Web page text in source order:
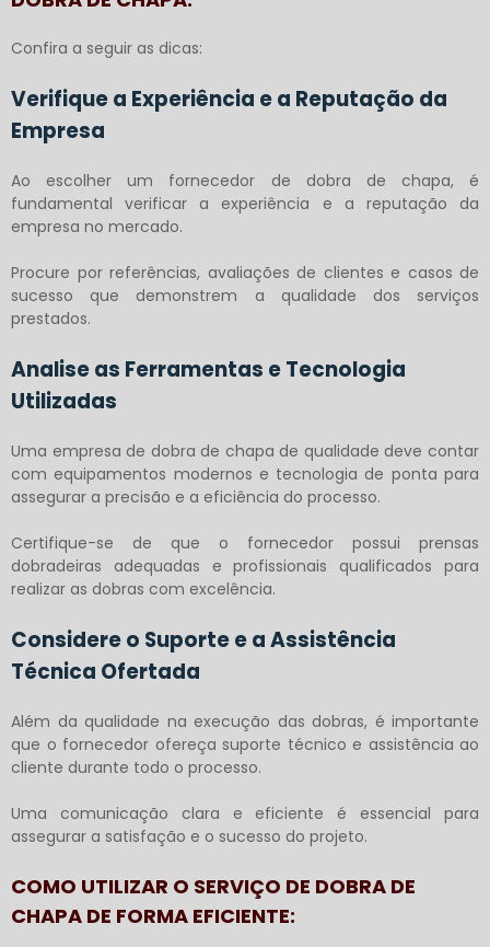
Confira a seguir as dicas:
Verifique a Experiência e a Reputação da
Empresa
Ao escolher um fornecedor de dobra de chapa, é
fundamental verificar a experiência e a reputação da
empresa no mercado.
Procure por referências, avaliações de clientes e casos de
sucesso que demonstrem a qualidade dos serviços
prestados.
Analise as Ferramentas e Tecnologia
Utilizadas
Uma empresa de dobra de chapa de qualidade deve contar
com equipamentos modernos e tecnologia de ponta para
assegurar a precisão e a eficiência do processo.
Certifique-se de que o fornecedor possui prensas
dobradeiras adequadas e profissionais qualificados para
realizar as dobras com excelência.
Considere o Suporte e a Assistência
Técnica Ofertada
Além da qualidade na execução das dobras, é importante
que o fornecedor ofereça suporte técnico e assistência ao
cliente durante todo o processo.
Uma comunicação clara e eficiente é essencial para
assegurar a satisfação e o sucesso do projeto.
COMO UTILIZAR O SERVIÇO DE DOBRA DE
CHAPA DE FORMA EFICIENTE: